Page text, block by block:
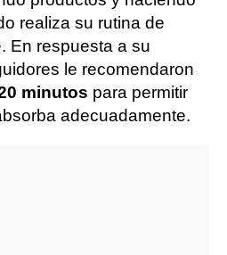
realiza su rutina de
En respuesta a su
le recomendaron
minutos para permitir
adecuadamente.